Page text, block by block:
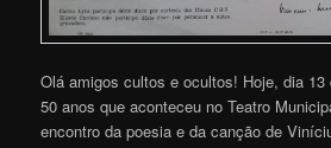
Olá amigos cultos e ocultos! Hoje, dia 13
50 anos que aconteceu no Teatro
encontro da poesia e da canção de